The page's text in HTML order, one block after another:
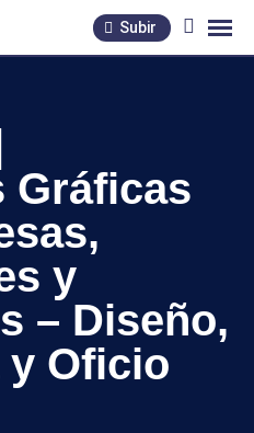
Subir
Gráficas
y
– Diseño,
y Oficio